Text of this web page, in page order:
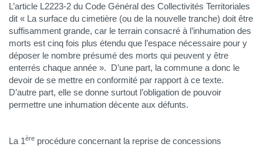
L’article L2223-2 du Code Général des Collectivités Territoriales
dit « La surface du cimetière (ou de la nouvelle tranche) doit être
suffisamment grande, car le terrain consacré à l’inhumation des
morts est cinq fois plus étendu que l’espace nécessaire pour y
déposer le nombre présumé des morts qui peuvent y être
enterrés chaque année ». D’une part, la commune a donc le
devoir de se mettre en conformité par rapport à ce texte.
D’autre part, elle se donne surtout l’obligation de pouvoir
permettre une inhumation décente aux défunts.
La 1ère procédure concernant la reprise de concessions